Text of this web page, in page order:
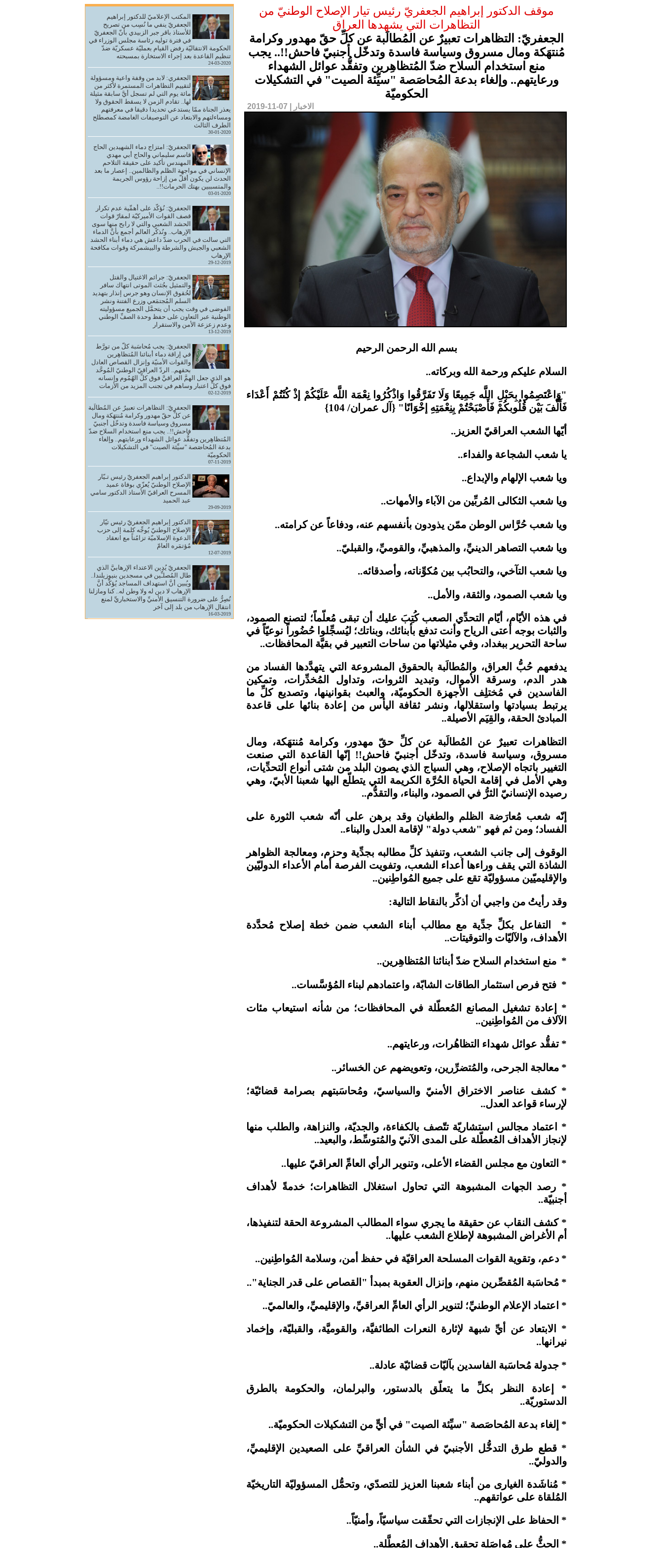
موقف الدكتور إبراهيم الجعفريّ رئيس تيار الإصلاح الوطنيّ من
التظاهرات التي يشهدها العراق
الجعفريّ: التظاهرات تعبيرٌ عن المُطالَبة عن كلِّ حقّ مهدور وكرامة
مُنتهَكة ومال مسروق وسياسة فاسدة وتدخّل أجنبيّ فاحش!!.. يجب
منع استخدام السلاح ضدّ المُتظاهِرين وتفقُّد عوائل الشهداء
ورعايتهم.. وإلغاء بدعة المُحاصَصة "سيِّئة الصيت" في التشكيلات
الحكوميّة
الاخبار | 07-11-2019
بسم الله الرحمن الرحيم
السلام عليكم ورحمة الله وبركاته..
"وَاعْتَصِمُوا بِحَبْلِ اللَّه جَمِيعًا وَلَا تَفَرَّقُوا وَاذْكُرُوا نِعْمَة اللَّه عَلَيْكُمْ إذْ كُنْتُمْ أَعْدَاء
فَأَلَّفَ بَيْن قُلُوبكُمْ فَأَصْبَحْتُمْ بِنِعْمَتِهِ إخْوَانًا" } آل عمران/ 104
{
أيّها الشعب العراقيّ العزيز..
يا شعب الشجاعة والفداء..
ويا شعب الإلهام والإبداع..
ويا شعب الثكالى المُربِّين من الآباء والأمهات..
ويا شعب حُرَّاس الوطن ممّن يذودون بأنفسهم عنه، ودفاعاً عن كرامته..
ويا شعب التصاهر الدينيِّ، والمذهبيِّ، والقوميِّ، والقبليّ..
ويا شعب التآخي، والتحابُب بين مُكوِّناته، وأصدقائه..
ويا شعب الصمود، والثقة، والأمل..
في هذه الأيّام، أيّام التحدِّي الصعب كُتِبَ عليك أن تبقى مُعلّماً؛ لتصنع الصمود،
والثبات بوجه أعتى الرياح وأنت تدفع بأبنائك، وبناتك؛ ليُسجِّلوا حُضُوراً نوعيّاً في
ساحة التحرير ببغداد، وفي مثيلاتها من ساحات التعبير في بقيَّة المحافظات..
يدفعهم حُبُّ العراق، والمُطالَبة بالحقوق المشروعة التي يتهدَّدها الفساد من
هدر الدم، وسرقة الأموال، وتبديد الثروات، وتداول المُخدِّرات، وتمكين
الفاسدين في مُختلِف الأجهزة الحكوميّة، والعبث بقوانينها، وتصديع كلِّ ما
يرتبط بسيادتها واستقلالها، ونشر ثقافة اليأس من إعادة بنائها على قاعدة
المبادئ الحقة، والقِيَم الأصيلة..
التظاهرات تعبيرٌ عن المُطالَبة عن كلِّ حقّ مهدور، وكرامة مُنتهَكة، ومال
مسروق، وسياسة فاسدة، وتدخّل أجنبيّ فاحش!! إنّها القاعدة التي صنعت
التغيير باتجاه الإصلاح، وهي السياج الذي يصون البلد من شتى أنواع التحدِّيات،
وهي الأمل في إقامة الحياة الحُرَّة الكريمة التي يتطلّع اليها شعبنا الأبيّ، وهي
رصيده الإنسانيّ الثرُّ في الصمود، والبناء، والتقدُّم..
إنّه شعب مُعارَضة الظلم والطغيان وقد برهن على أنّه شعب الثورة على
الفساد؛ ومن ثم فهو "شعب دولة" لإقامة العدل والبناء..
الوقوف إلى جانب الشعب، وتنفيذ كلِّ مطالبه بجدِّية وحزم، ومعالجة الظواهر
الشاذة التي يقف وراءها أعداء الشعب، وتفويت الفرصة أمام الأعداء الدوليّين
والإقليميّين مسؤوليّة تقع على جميع المُواطِنين..
وقد رأيتُ من واجبي أن أذكِّر بالنقاط التالية:
* التفاعل بكلِّ جدِّية مع مطالب أبناء الشعب ضمن خطة إصلاح مُحدَّدة
الأهداف، والآليّات والتوقيتات..
* منع استخدام السلاح ضدّ أبنائنا المُتظاهِرين..
* فتح فرص استثمار الطاقات الشابّة، واعتمادهم لبناء المُؤسَّسات..
* إعادة تشغيل المصانع المُعطّلة في المحافظات؛ من شأنه استيعاب مئات
الآلاف من المُواطِنين..
* تفقُّد عوائل شهداء التظاهُرات، ورعايتهم..
* معالجة الجرحى، والمُتضرِّرين، وتعويضهم عن الخسائر..
* كشف عناصر الاختراق الأمنيّ والسياسيّ، ومُحاسَبتهم بصرامة قضائيّة؛
لإرساء قواعد العدل..
* اعتماد مجالس استشاريّة تتّصف بالكفاءة، والجديّة، والنزاهة، والطلب منها
لإنجاز الأهداف المُعطّلة على المدى الآنيّ والمُتوسِّط، والبعيد..
* التعاون مع مجلس القضاء الأعلى، وتنوير الرأي العامِّ العراقيّ عليها..
* رصد الجهات المشبوهة التي تحاول استغلال التظاهرات؛ خدمةً لأهداف
أجنبيّة..
* كشف النقاب عن حقيقة ما يجري سواء المطالب المشروعة الحقة لتنفيذها،
أم الأغراض المشبوهة لإطلاع الشعب عليها..
* دعم، وتقوية القوات المسلحة العراقيّة في حفظ أمن، وسلامة المُواطِنين..
* مُحاسَبة المُقصِّرين منهم، وإنزال العقوبة بمبدأ "القصاص على قدر الجناية"..
* اعتماد الإعلام الوطنيِّ؛ لتنوير الرأي العامِّ العراقيِّ، والإقليميِّ، والعالميّ..
* الابتعاد عن أيِّ شبهة لإثارة النعرات الطائفيَّة، والقوميَّة، والقبليّة، وإخماد
نيرانها..
* جدولة مُحاسَبة الفاسدين بآليّات قضائيّة عادلة..
* إعادة النظر بكلِّ ما يتعلّق بالدستور، والبرلمان، والحكومة بالطرق
الدستوريّة..
* إلغاء بدعة المُحاصَصة "سيِّئة الصيت" في أيٍّ من التشكيلات الحكوميّة..
* قطع طرق التدخُّل الأجنبيّ في الشأن العراقيِّ على الصعيدين الإقليميِّ،
والدوليّ..
* مُناشَدة الغيارى من أبناء شعبنا العزيز للتصدّي، وتحمُّل المسؤوليّة التاريخيّة
المُلقاة على عواتقهم..
* الحفاظ على الإنجازات التي تحقّقت سياسيّاً، وأمنيّاً..
* الحثُّ على مُواصَلة تحقيق الأهداف المُعطَّلة..
المكتب الإعلاميّ للدكتور إبراهيم
الجعفريّ ينفي ما نُسِب من تصريح
للأستاذ باقر جبر الزبيدي بأنّ الجعفريّ
في فترة توليه رئاسة مجلس الوزراء في
الحكومة الانتقاليّة رفض القيام بعمليّة عسكريّة ضدّ
تنظيم القاعدة بعد إجراء الاستخارة بمسبحته
24-03-2020
الجعفري: لابد من وقفة واعية ومسؤولة
لتقييم التظاهرات المستمرة لأكثر من
مائة يوم التي لم تسجل أيَّ سابقة مثيلة
لها.. تقادم الزمن لا يسقط الحقوق ولا
يعذر الجناة ممّا يستدعي تحديدا دقيقا في معرفتهم
ومساءلتهم والابتعاد عن التوصيفات الغامضة كمصطلح
الطرف الثالث
30-01-2020
الجعفريّ: امتزاج دماء الشهيدين الحاج
قاسم سليماني والحاج أبي مهدي
المهندس تأكيد على حقيقة التلاحم
الإنساني في مواجهة الظلم والظالمين.. إعصار ما بعد
الحدث لن يكون أقلّ من إزاحة رؤوس الجريمة
والمتسببين بهتك الحرمات!!..
03-01-2020
الجعفريّ: نُؤكّد على أهمِّية عدم تكرار
قصف القوات الأميركيّة لمقارّ قوات
الحشد الشعبي والتي لا رابح منها سوى
الإرهاب.. ونُذكّر العالم أجمع بأنَّ الدماء
التي سالت في الحرب ضدّ داعش هي دماء أبناء الحشد
الشعبي والجيش والشرطة والبيشمركة وقوات مكافحة
الإرهاب
29-12-2019
الجعفريّ: جرائم الاغتيال والقتل
والتمثيل بجُثث الموتى انتهاك سافر
لحُقوق الإنسان وهو جرس إنذار بتهديد
السلم المُجتمَعي وزرع الفتنة ونشر
الفوضى في وقت يجب أن يتحمَّل الجميع مسؤوليته
الوطنية عبر التعاون على حفظ وحدة الصفِّ الوطني
وعدم زعزعة الأمن والاستقرار
13-12-2019
الجعفريّ: يجب مُحاسَبة كلّ من تورَّط
في إراقة دماء أبنائنا المُتظاهِرين
والقوات الأمنيّة وإنزال القصاص العادل
بحقهم.. الردّ العراقيّ الوطنيّ المُوحَّد
هو الذي جعل الهمَّ العراقيَّ فوق كلِّ الهُمُوم وإنسانه
فوق كلِّ اعتبار وساهم في تجنب المزيد من الأزمات
02-12-2019
الجعفريّ: التظاهرات تعبيرٌ عن المُطالَبة
عن كلِّ حقّ مهدور وكرامة مُنتهَكة ومال
مسروق وسياسة فاسدة وتدخّل أجنبيّ
فاحش!!.. يجب منع استخدام السلاح ضدّ
المُتظاهِرين وتفقُّد عوائل الشهداء ورعايتهم.. وإلغاء
بدعة المُحاصَصة "سيِّئة الصيت" في التشكيلات
الحكوميّة
07-11-2019
الدكتور إبراهيم الجعفريّ رئيس تـيّار
الإصلاح الوطنيّ يُعزّي بوفاة عميد
المسرح العراقيّ الأستاذ الدكتور سامي
عبد الحميد
29-09-2019
الدكتور إبراهيم الجعفريّ رئيس تيّار
الإصلاح الوطنيّ يُوجِّه كلمة إلى حزب
الدعوة الإسلاميّة تزامُناً مع انعقاد
مُؤتمَره العامّ
12-07-2019
الجعفريّ يُدِين الاعتداء الإرهابيَّ الذي
طال المُصلـِّين في مسجدين بنيوزيلندا..
ويُبين أنَّ استهداف المساجد يُؤكّد أنَّ
الإرهاب لا دين له ولا وطن له.. كنا ومازلنا
نُصِرُّ على ضرورة التنسيق الأمنيِّ والاستخباريِّ لمنع
انتقال الإرهاب من بلد إلى آخر
16-03-2019